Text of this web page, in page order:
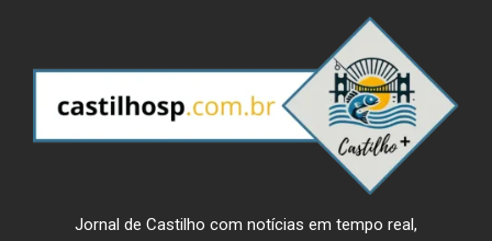
Jornal de Castilho com notícias em tempo real,